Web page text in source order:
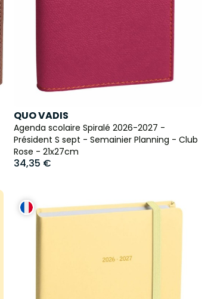
QUO VADIS
Agenda scolaire Spiralé 2026-2027 -
Président S sept - Semainier Planning - Club
Rose - 21x27cm
34,35 €